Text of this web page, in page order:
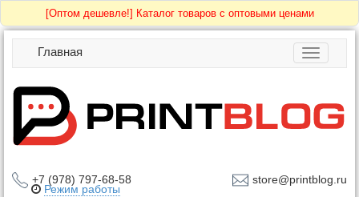
[Оптом дешевле!] Каталог товаров с оптовыми ценами
Toggle
Главная
+7 (978) 797-68-58 store@printblog.ru
Режим работы